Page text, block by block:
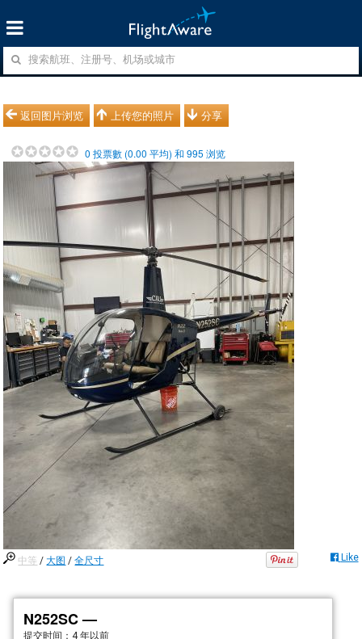
返回图片浏览 上传您的照片 分享
0 投票數 (0.00 平均) 和995 浏览
中等 /大图 /全尺寸 Like
N252SC —
提交时间： 4 年以前